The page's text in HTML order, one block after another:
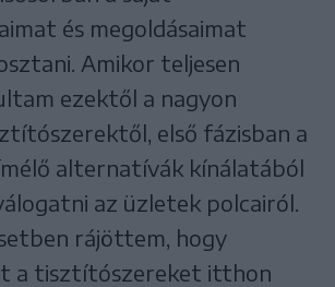
és megoldásaimat
Amikor teljesen
ezektől a nagyon
első fázisban a
alternatívák kínálatából
az üzletek polcairól.
rájöttem, hogy
a tisztítószereket itthon